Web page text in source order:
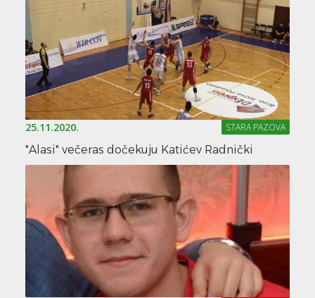
25.11.2020. STARA PAZOVA
"Alasi" večeras dočekuju Katićev Radnički